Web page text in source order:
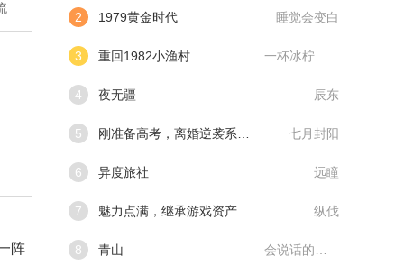
阵
2 1979黄金时代 睡觉会变白
3 重回1982小渔村
4 夜无疆 辰东
5 七月封阳
6 异度旅社 远瞳
7 魅力点满，继承游戏资产 纵伐
8 青山